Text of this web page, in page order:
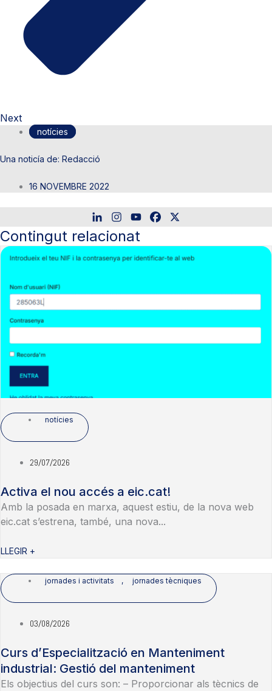
Next
notícies
Redacció
16 NOVEMBRE 2022
Contingut relacionat
notícies
29/07/2026
Activa el nou accés a eic.cat!
Amb la posada en marxa, aquest estiu, de la nova web
eic.cat s’estrena, també, una nova...
LLEGIR +
jornades i activitats , jornades tècniques
03/08/2026
Curs d’Especialització en Manteniment
industrial: Gestió del manteniment
Els objectius del curs son: – Proporcionar als tècnics de